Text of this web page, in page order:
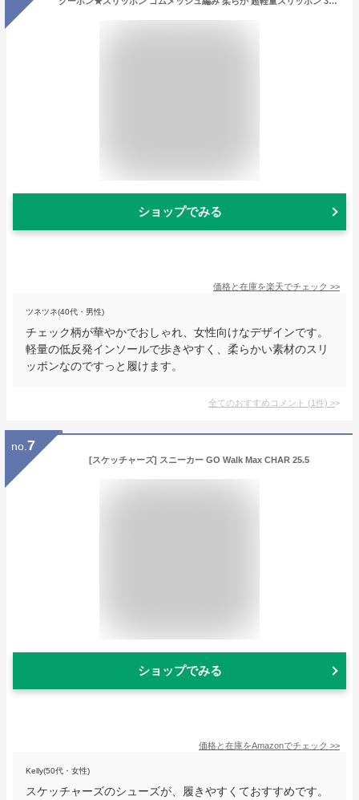
ショップでみる
価格と在庫を楽天でチェック >>
ツネツネ(40代・男性)
チェック柄が華やかでおしゃれ、女性向けなデザインです。
軽量の低反発インソールで歩きやすく、柔らかい素材のスリ
ッポンなのですっと履けます。
全てのおすすめコメント (1件) >
no. 7
[スケッチャーズ] スニーカー GO Walk Max CHAR 25.5
ショップでみる
価格と在庫をAmazonでチェック >>
Kelly(50代・女性)
スケッチャーズのシューズが、履きやすくておすすめです。